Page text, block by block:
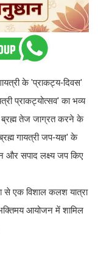
के 'प्राकट्य-दिवस'
प्राकट्योत्सव' का भव्य
ब्रह्म तेज जाग्रत करने के
गायत्री जप-यज्ञ' के
और सपाद लक्ष्य जप किए
एक विशाल कलश यात्रा
आयोजन में शामिल